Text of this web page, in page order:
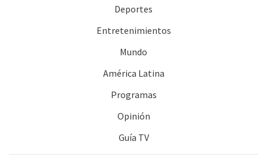
Deportes
Entretenimientos
Mundo
América Latina
Programas
Opinión
Guía TV